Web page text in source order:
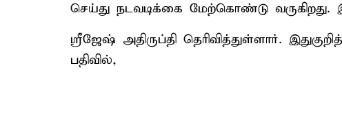
செய்து நடவடிக்கை மேற்கொண்டு வருகிறது.
ஸ்ரீஜேஷ் அதிருப்தி தெரிவித்துள்ளார்.
பதிவில்,